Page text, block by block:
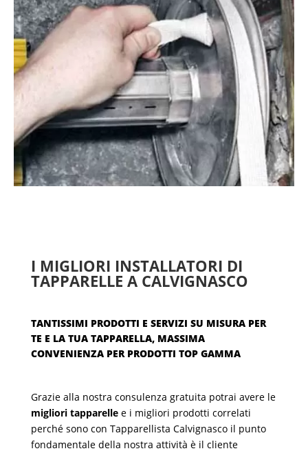
I MIGLIORI INSTALLATORI DI
TAPPARELLE A CALVIGNASCO
TANTISSIMI PRODOTTI E SERVIZI SU MISURA PER
TE E LA TUA TAPPARELLA, MASSIMA
CONVENIENZA PER PRODOTTI TOP GAMMA
Grazie alla nostra consulenza gratuita potrai avere le
migliori tapparellee i migliori prodotti correlati
perché sono con Tapparellista Calvignasco il punto
fondamentale della nostra attività è il cliente